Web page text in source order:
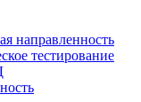
направленность
тестирование